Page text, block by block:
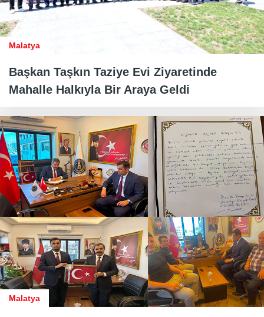
Malatya
Başkan Taşkın Taziye Evi Ziyaretinde
Mahalle Halkıyla Bir Araya Geldi
Malatya